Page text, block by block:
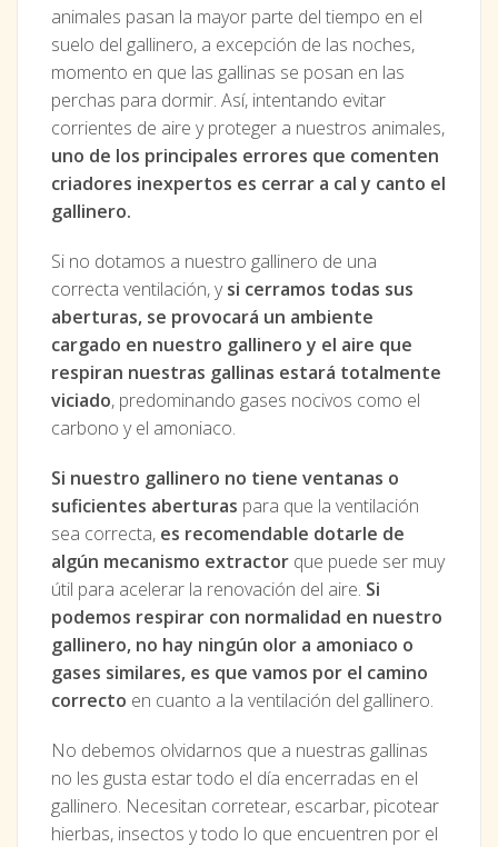
animales pasan la mayor parte del tiempo en el
suelo del gallinero, a excepción de las noches,
momento en que las gallinas se posan en las
perchas para dormir. Así, intentando evitar
corrientes de aire y proteger a nuestros animales,
uno de los principales errores que comenten
criadores inexpertos es cerrar a cal y canto el
gallinero.
Si no dotamos a nuestro gallinero de una
correcta ventilación, ysi cerramos todas sus
aberturas, se provocará un ambiente
cargado en nuestro gallinero y el aire que
respiran nuestras gallinas estará totalmente
viciado, predominando gases nocivos como el
carbono y el amoniaco.
Si nuestro gallinero no tiene ventanas o
suficientes aberturas para que la ventilación
sea correcta, es recomendable dotarle de
algún mecanismo extractor que puede ser muy
útil para acelerar la renovación del aire. Si
podemos respirar con normalidad en nuestro
gallinero, no hay ningún olor a amoniaco o
gases similares, es que vamos por el camino
correcto en cuanto a la ventilación del gallinero.
No debemos olvidarnos que a nuestras gallinas
no les gusta estar todo el día encerradas en el
gallinero. Necesitan corretear, escarbar, picotear
hierbas, insectos y todo lo que encuentren por el